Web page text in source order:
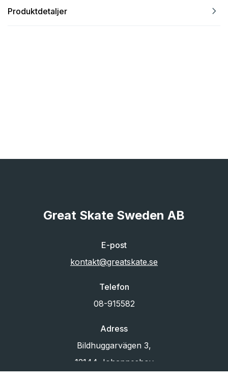
Produktdetaljer navigate_next
Great Skate Sweden AB
E-post
kontakt@greatskate.se
Telefon
08-915582
Adress
Bildhuggarvägen 3,
12144 Johanneshov